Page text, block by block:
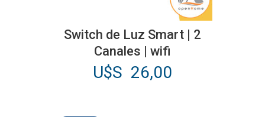
Switch de Luz Smart | 2
Canales | wifi
U$S 26,00